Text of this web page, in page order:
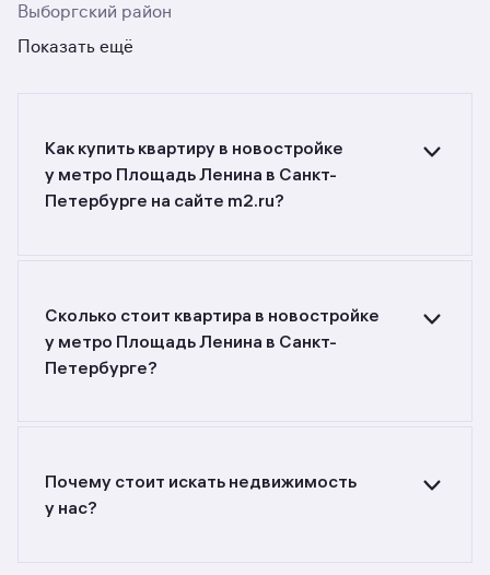
Выборгский район
Показать ещё
Как купить квартиру в новостройке
у метро Площадь Ленина в Санкт-
Петербурге на сайте m2.ru?
фильтрами или поиском в разделе.
Сколько стоит квартира в новостройке
у метро Площадь Ленина в Санкт-
Петербурге?
до кв. м., цена квадратного метра — от
до руб.
Почему стоит искать недвижимость
у нас?